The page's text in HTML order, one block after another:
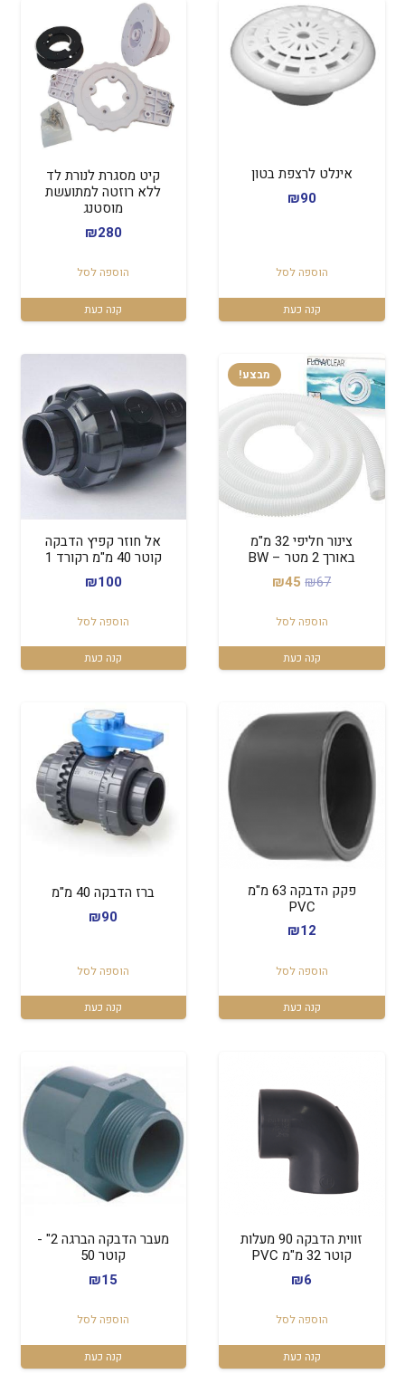
אינלט לרצפת בטון
₪90
הוספה לסל
קנה כעת
קיט מסגרת לנורת לד
ללא רוזטה למתועשת
מוסטנג
₪280
הוספה לסל
קנה כעת
מבצע!
צינור חליפי 32 מ"מ
באורך 2 מטר – BW
₪67
המחיר
היה:
₪67.
₪45 המחיר
₪45.
הוספה לסל
קנה כעת
אל חוזר קפיץ הדבקה
קוטר 40 מ"מ רקורד 1
₪100
הוספה לסל
קנה כעת
פקק הדבקה 63 מ"מ
PVC
₪12
הוספה לסל
קנה כעת
ברז הדבקה 40 מ"מ
₪90
הוספה לסל
קנה כעת
זווית הדבקה 90 מעלות
קוטר 32 מ"מ PVC
₪6
הוספה לסל
קנה כעת
מעבר הדבקה הברגה 2" -
קוטר 50
₪15
הוספה לסל
קנה כעת